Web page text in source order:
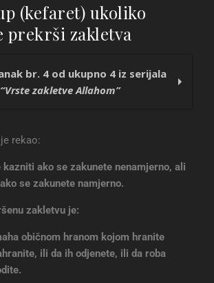
(kefaret) ukoliko
prekrši zakletva
br. 4 od ukupno 4 iz serijala
“Vrste zakletve Allahom”
(nenamjerna) zakletva
(krivo) zaklinjanje (gamus)
ukoliko se prekrši zakletva
rekao:
kazniti ako se zakunete nenamjerno, ali
se zakunete namjerno.
zakletvu je:
običnom hranom kojom hranite
ili da ih odjenete, ili da roba